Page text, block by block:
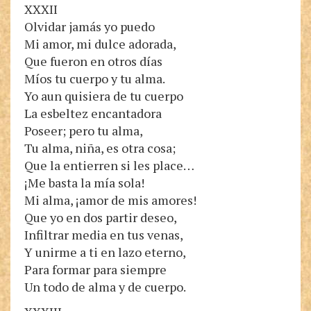
XXXII
Olvidar jamás yo puedo
Mi amor, mi dulce adorada,
Que fueron en otros días
Míos tu cuerpo y tu alma.
Yo aun quisiera de tu cuerpo
La esbeltez encantadora
Poseer; pero tu alma,
Tu alma, niña, es otra cosa;
Que la entierren si les place…
¡Me basta la mía sola!
Mi alma, ¡amor de mis amores!
Que yo en dos partir deseo,
Infiltrar media en tus venas,
Y unirme a ti en lazo eterno,
Para formar para siempre
Un todo de alma y de cuerpo.